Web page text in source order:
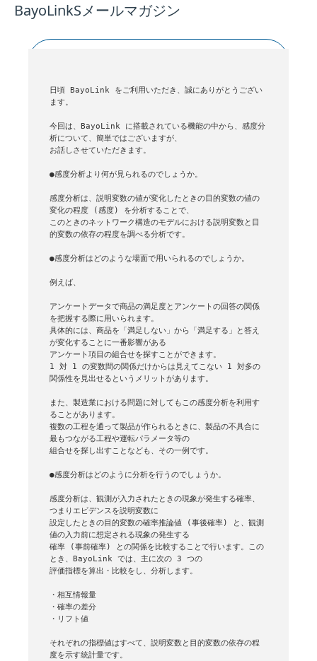
BayoLinkSメールマガジン
日頃 BayoLink をご利用いただき、誠にありがとうござい
ます。
今回は、BayoLink に搭載されている機能の中から、感度分
析について、簡単ではございますが、
お話しさせていただきます。
●感度分析より何が見られるのでしょうか。
感度分析は、説明変数の値が変化したときの目的変数の値の
変化の程度 (感度) を分析することで、
このときのネットワーク構造のモデルにおける説明変数と目
的変数の依存の程度を調べる分析です。
●感度分析はどのような場面で用いられるのでしょうか。
例えば、
アンケートデータで商品の満足度とアンケートの回答の関係
を把握する際に用いられます。
具体的には、商品を「満足しない」から「満足する」と答え
が変化することに一番影響がある
アンケート項目の組合せを探すことができます。
1 対 1 の変数間の関係だけからは見えてこない 1 対多の
関係性を見出せるというメリットがあります。
また、製造業における問題に対してもこの感度分析を利用す
ることがあります。
複数の工程を通って製品が作られるときに、製品の不具合に
最もつながる工程や運転パラメータ等の
組合せを探し出すことなども、その一例です。
●感度分析はどのように分析を行うのでしょうか。
感度分析は、観測が入力されたときの現象が発生する確率、
つまりエビデンスを説明変数に
設定したときの目的変数の確率推論値 (事後確率) と、観測
値の入力前に想定される現象の発生する
確率 (事前確率) との関係を比較することで行います。この
とき、BayoLink では、主に次の 3 つの
評価指標を算出・比較をし、分析します。
・相互情報量
・確率の差分
・リフト値
それぞれの指標値はすべて、説明変数と目的変数の依存の程
度を示す統計量です。